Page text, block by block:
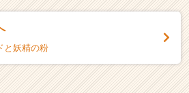
と妖精の粉